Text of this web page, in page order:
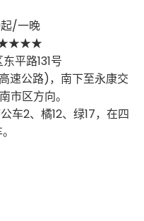
/一晚
平路131号
速公路)，南下至永康交
市区方向。
车2、橘12、绿17，在四